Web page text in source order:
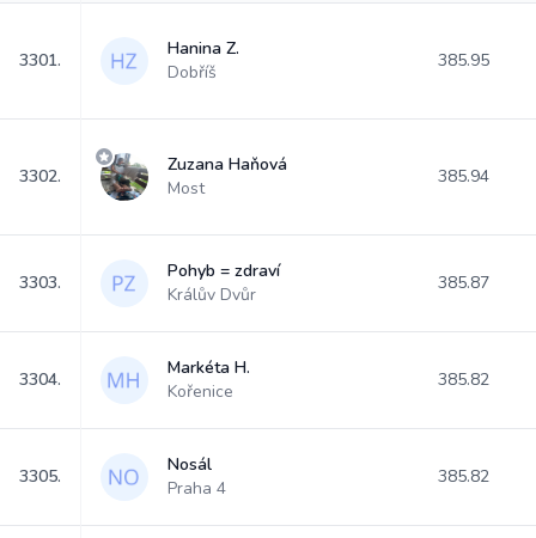
3301.
Hanina Z.
Dobříš
385.95
3302.
Zuzana Haňová
Most
385.94
3303.
Pohyb = zdraví
Králův Dvůr
385.87
3304.
Markéta H.
Kořenice
385.82
3305.
Nosál
Praha 4
385.82